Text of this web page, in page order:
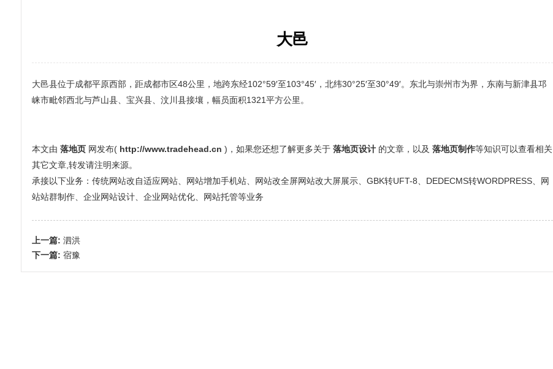
大邑
大邑县位于成都平原西部，距成都市区48公里，地跨东经102°59′至103°45′，北纬30°25′至30°49′。东北与崇州市为界，东南与新津县邛
崃市毗邻西北与芦山县、宝兴县、汶川县接壤，幅员面积1321平方公里。
本文由 落地页 网发布( http://www.tradehead.cn )，如果您还想了解更多关于落地页设计 的文章，以及落地页制作等知识可以查看相关
其它文章,转发请注明来源。
承接以下业务：传统网站改自适应网站、网站增加手机站、网站改全屏网站改大屏展示、GBK转UFT-8、DEDECMS转WORDPRESS、网
站站群制作、企业网站设计、企业网站优化、网站托管等业务
上一篇:泗洪
下一篇:宿豫